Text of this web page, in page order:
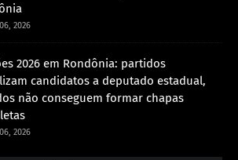
2026
2026 em Rondônia: partidos
candidatos a deputado estadual,
não conseguem formar chapas
2026